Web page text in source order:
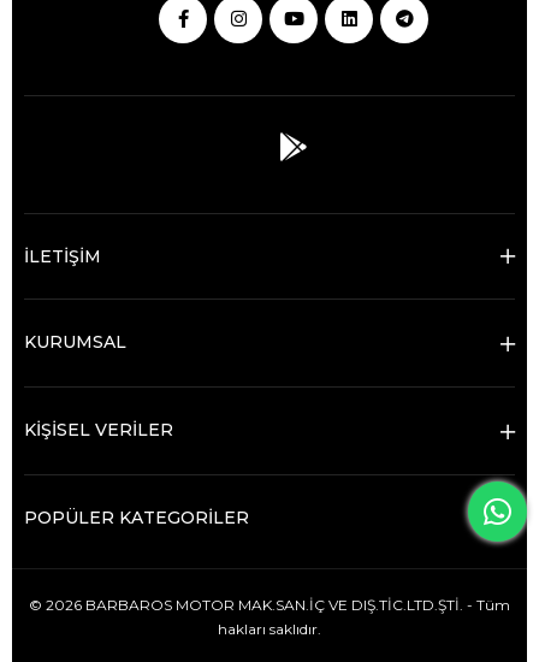
İLETİŞİM
KURUMSAL
KİŞİSEL VERİLER
POPÜLER KATEGORİLER
© 2026 BARBAROS MOTOR MAK.SAN.İÇ VE DIŞ.TİC.LTD.ŞTİ. - Tüm
hakları saklıdır.